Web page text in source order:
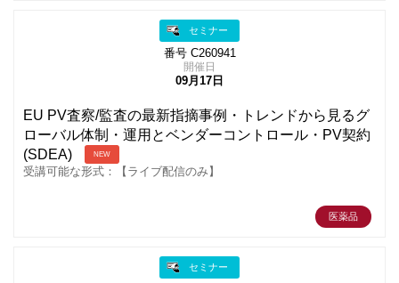
セミナー
番号 C260941
開催日
09月17日
EU PV査察/監査の最新指摘事例・トレンドから見るグ
ローバル体制・運用とベンダーコントロール・PV契約
(SDEA)
NEW
受講可能な形式：【ライブ配信のみ】
医薬品
セミナー